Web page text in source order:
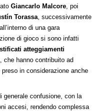
Giancarlo Malcore, poi
Torassa, successivamente
di una gara
di gioco si sono infatti
atteggiamenti
che hanno contribuito ad
in considerazione anche
generale confusione, con la
accesi, rendendo complessa